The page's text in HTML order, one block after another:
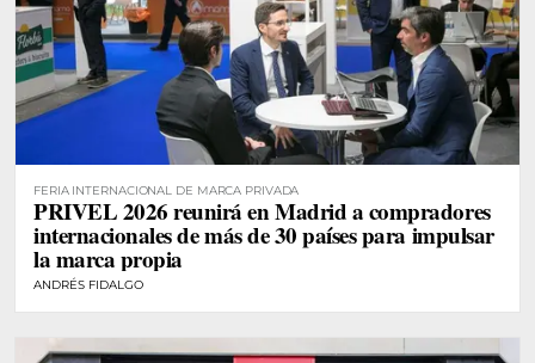
FERIA INTERNACIONAL DE MARCA PRIVADA
PRIVEL 2026 reunirá en Madrid a compradores
internacionales de más de 30 países para impulsar
la marca propia
ANDRÉS FIDALGO